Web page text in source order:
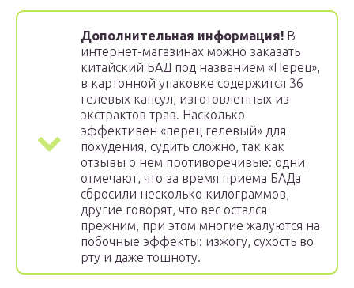
Дополнительная информация! В
интернет-магазинах можно заказать
китайский БАД под названием «Перец»,
в картонной упаковке содержится 36
гелевых капсул, изготовленных из
экстрактов трав. Насколько
эффективен «перец гелевый» для
похудения, судить сложно, так как
отзывы о нем противоречивые: одни
отмечают, что за время приема БАДа
сбросили несколько килограммов,
другие говорят, что вес остался
прежним, при этом многие жалуются на
побочные эффекты: изжогу, сухость во
рту и даже тошноту.